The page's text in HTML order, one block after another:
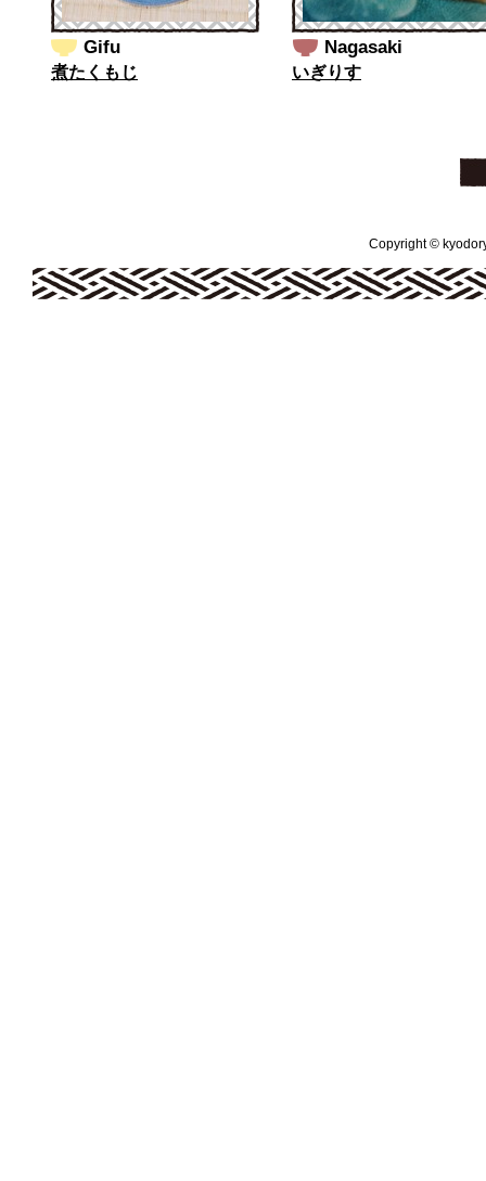
Gifu
煮たくもじ
Nagasaki
いぎりす
Copyright ©